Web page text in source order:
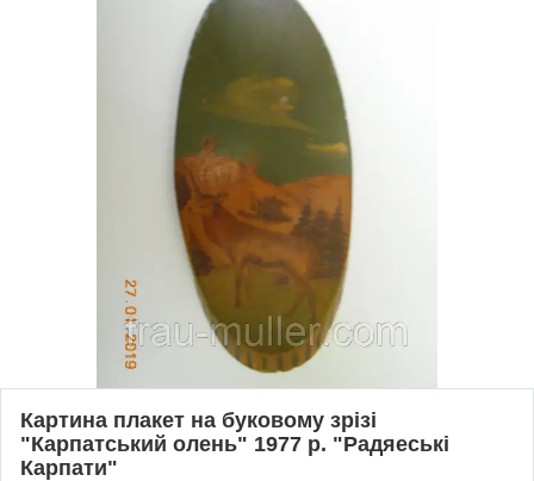
Картина плакет на буковому зрізі
"Карпатський олень" 1977 р. "Радяеські
Карпати"